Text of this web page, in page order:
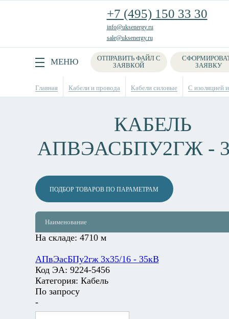
+7 (495) 150 33 30
info@uksenergy.ru
sale@uksenergy.ru
МЕНЮ
ОТПРАВИТЬ ФАЙЛ С
ЗАЯВКОЙ
ЗАЯВКУ
Поиск
Главная Кабели и провода Кабели силовые С изоляцией
КАБЕЛЬ
АПВЭАСБПУ2ГЖ -
ПОДБОР ТОВАРОВ ПО ПАРАМЕТРАМ
Наименование
На складе: 4710 м
АПвЭасБПу2гж 3х35/16 - 35кВ
Код ЭА: 9224-5456
Категория: Кабель
По запросу
-